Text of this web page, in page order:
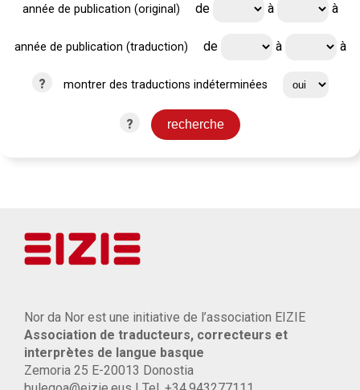
année de publication (original) de à à
année de publication (traduction) de à à
? montrer des traductions indéterminées
?
Nor da Nor est une initiative de l’association EIZIE
Association de traducteurs, correcteurs et
interprètes de langue basque
Zemoria 25 E-20013 Donostia